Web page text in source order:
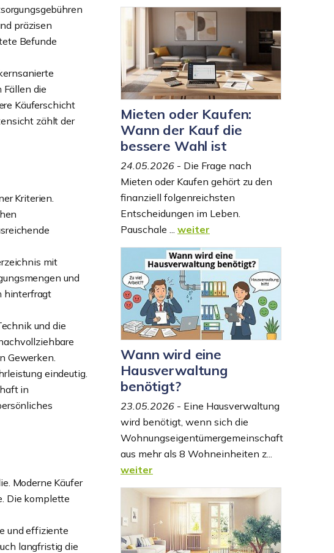
präzisen
Befunde
Fällen die
Käuferschicht
zählt der
Kriterien.
mit
und
hinterfragt
und die
Gewerken.
eindeutig.
in
Moderne Käufer
Die komplette
und effiziente
langfristig die
Mieten oder Kaufen:
Wann der Kauf die
bessere Wahl ist
24.05.2026 - Die Frage nach
Mieten oder Kaufen gehört zu den
finanziell folgenreichsten
Entscheidungen im Leben.
Pauschale ... weiter
Wann wird eine
Hausverwaltung
benötigt?
23.05.2026 - Eine Hausverwaltung
wird benötigt, wenn sich die
Wohnungseigentümergemeinschaft
aus mehr als 8 Wohneinheiten z...
weiter